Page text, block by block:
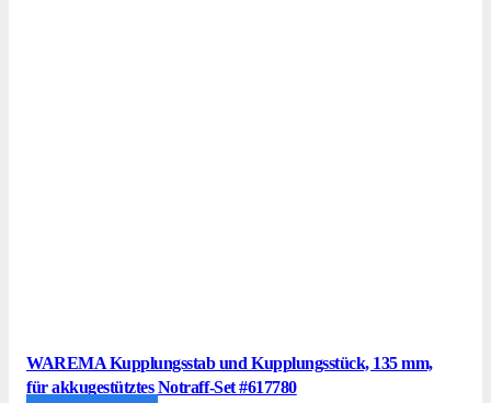
WAREMA Kupplungsstab und Kupplungsstück, 135 mm,
für akkugestütztes Notraff-Set #617780